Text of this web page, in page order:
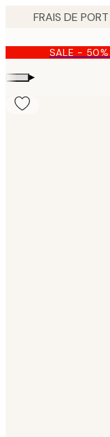
content.SALE - 50%
▸